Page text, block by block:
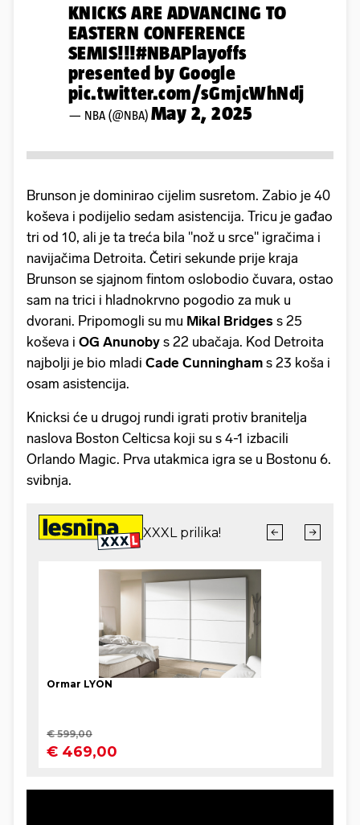
KNICKS ARE ADVANCING TO
EASTERN CONFERENCE
SEMIS!!!#NBAPlayoffs
presented by Google
pic.twitter.com/sGmjcWhNdj
— NBA (@NBA) May 2, 2025
Brunson je dominirao cijelim susretom. Zabio je 40
koševa i podijelio sedam asistencija. Tricu je gađao
tri od 10, ali je ta treća bila "nož u srce" igračima i
navijačima Detroita. Četiri sekunde prije kraja
Brunson se sjajnom fintom oslobodio čuvara, ostao
sam na trici i hladnokrvno pogodio za muk u
dvorani. Pripomogli su mu Mikal Bridges s 25
koševa i OG Anunoby s 22 ubačaja. Kod Detroita
najbolji je bio mladi Cade Cunningham s 23 koša i
osam asistencija.
Knicksi će u drugoj rundi igrati protiv branitelja
naslova Boston Celticsa koji su s 4-1 izbacili
Orlando Magic. Prva utakmica igra se u Bostonu 6.
svibnja.